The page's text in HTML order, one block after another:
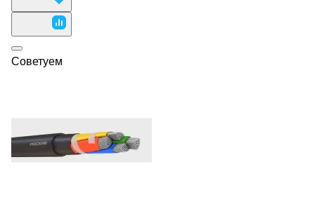
Советуем